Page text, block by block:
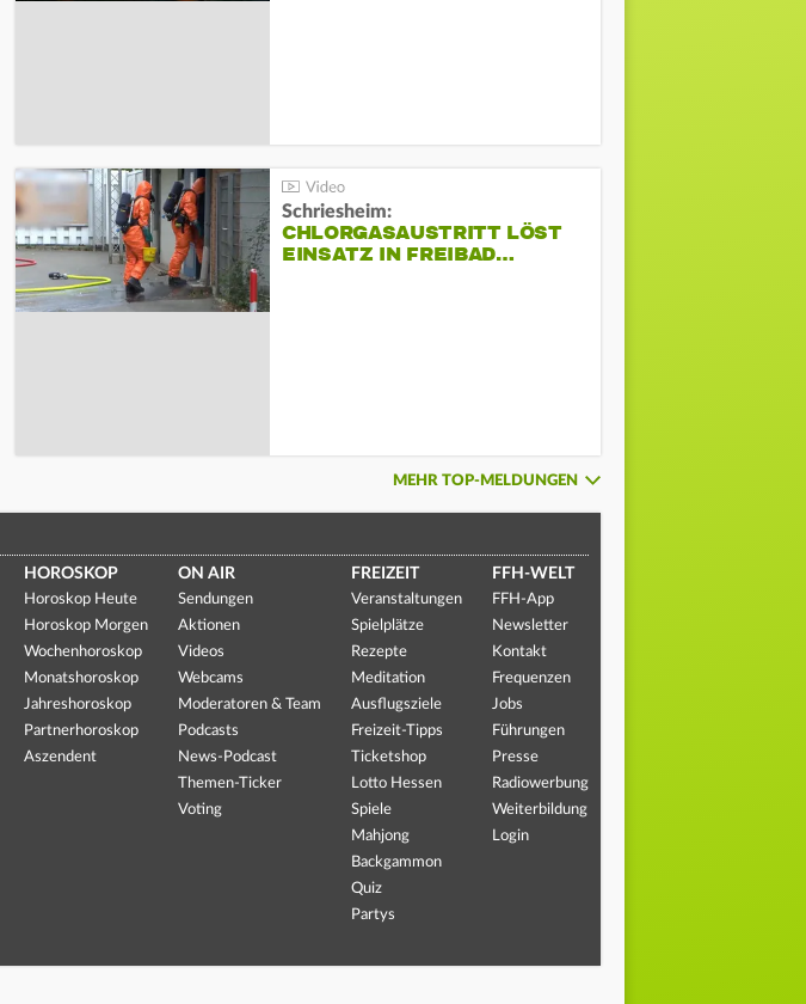
Schriesheim:
CHLORGASAUSTRITT LÖST
EINSATZ IN FREIBAD…
MEHR TOP-MELDUNGEN
HOROSKOP
Horoskop Heute
Horoskop Morgen
Wochenhoroskop
Monatshoroskop
Jahreshoroskop
Partnerhoroskop
Aszendent
ON AIR
Sendungen
Aktionen
Videos
Webcams
Moderatoren & Team
Podcasts
News-Podcast
Themen-Ticker
Voting
FREIZEIT
Veranstaltungen
Spielplätze
Rezepte
Meditation
Ausflugsziele
Freizeit-Tipps
Ticketshop
Lotto Hessen
Spiele
Mahjong
Backgammon
Quiz
Partys
FFH-WELT
FFH-App
Newsletter
Kontakt
Frequenzen
Jobs
Führungen
Presse
Radiowerbung
Weiterbildung
Login